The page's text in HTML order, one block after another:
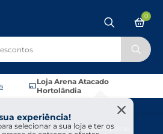
Loja Arena Atacado
Hortolândia
experiência!
selecionar a sua loja e ter os
0
Sobremesas
Doces E Compotas